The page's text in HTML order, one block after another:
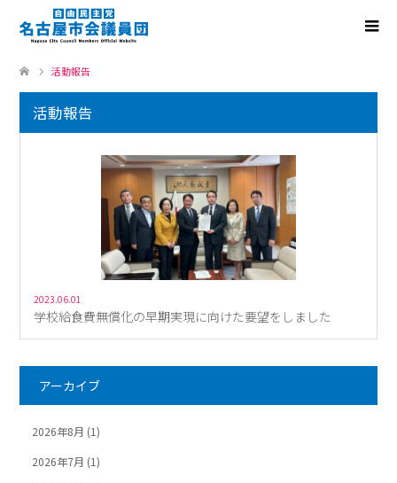
活動報告
活動報告
2023.06.01
学校給食費無償化の早期実現に向けた要望をしました
アーカイブ
2026年8月 (1)
2026年7月 (1)